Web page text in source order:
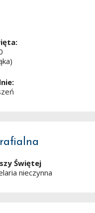
Świętej
nieczynna